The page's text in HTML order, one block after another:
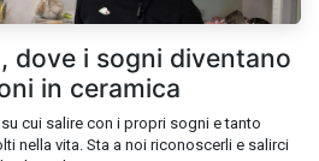
dove i sogni diventano
in ceramica
cui salire con i propri sogni e tanto
nella vita. Sta a noi riconoscerli e salirci